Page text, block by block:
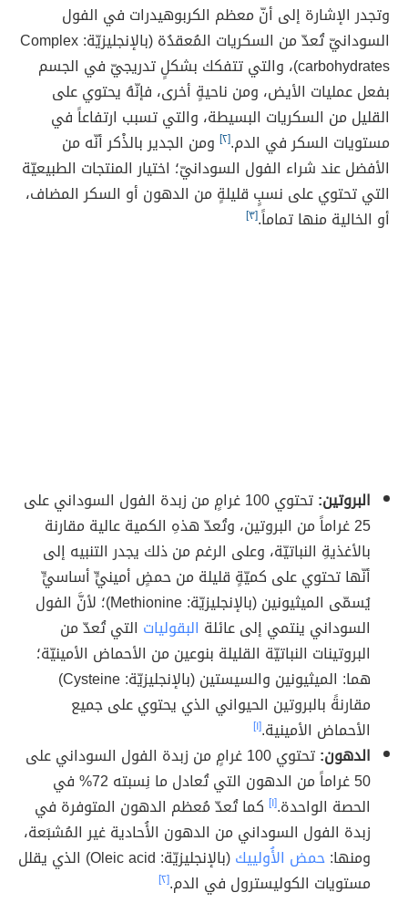
وتجدر الإشارة إلى أنّ معظم الكربوهيدرات في الفول
السودانيّ تُعدّ من السكريات المُعقدُة (بالإنجليزيّة: Complex
carbohydrates)، والتي تتفكك بشكلٍ تدريجيّ في الجسم
بفعل عمليات الأيض، ومن ناحيةٍ أخرى، فإنّهُ يحتوي على
القليل من السكريات البسيطة، والتي تسبب ارتفاعاً في
مستويات السكر في الدم.[٢]
ومن الجدير بالذْكر أنّه من
الأفضل عند شراء الفول السودانيّ؛ اختيار المنتجات الطبيعيّة
التي تحتوي على نسبٍ قليلةٍ من الدهون أو السكر المضاف،
أو الخالية منها تماماً.[٣]
البروتين:
تحتوي 100 غرامٍ من زبدة الفول السوداني على
25 غراماً من البروتين، وتُعدّ هذهِ الكمية عالية مقارنة
بالأغذيةِ النباتيّة، وعلى الرغم من ذلك يجدر التنبيه إلى
أنّها تحتوي على كميّةٍ قليلة من حمضٍ أمينيٍّ أساسيٍّ
يُسمّى الميثيونين (بالإنجليزيّة: Methionine)؛ لأنَّ الفول
السوداني ينتمي إلى عائلة البقوليات التي تُعدّ من
البروتينات النباتيّة القليلة بنوعين من الأحماض الأمينيّة؛
هما: الميثيونين والسيستين (بالإنجليزيّة: Cysteine)
مقارنةً بالبروتين الحيواني الذي يحتوي على جميع
الأحماض الأمينية.[١]
الدهون:
تحتوي 100 غرامٍ من زبدة الفول السوداني على
50 غراماً من الدهون التي تُعادل ما نِسبته 72% في
الحصة الواحدة.[١] كما تُعدّ مُعظم الدهون المتوفرة في
زبدة الفول السوداني من الدهون الأُحادية غير المُشبَعة،
ومنها:حمض الأُولييك
(بالإنجليزيّة: Oleic acid) الذي يقلل
مستويات الكوليسترول في الدم.[٢]